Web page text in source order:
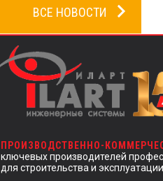
ВСЕ НОВОСТИ
ПРОИЗВОДСТВЕННО-
ключевых производителей
для строительства и